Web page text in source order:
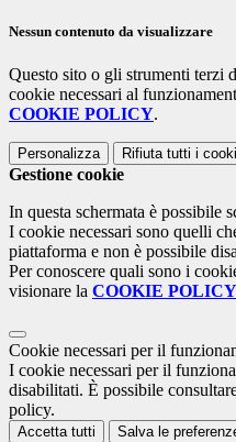
Nessun contenuto da visualizzare
Questo sito o gli strumenti terzi
cookie necessari al
COOKIE POLICY.
Personalizza Rifiuta tutti i
Gestione cookie
In questa schermata è possibile
I cookie necessari sono quelli
piattaforma e non è possibile
Per conoscere quali sono i
visionare la COOKIE POLICY
Cookie necessari per il
I cookie necessari per il
disabilitati. È possibile
policy.
Accetta tutti Salva le